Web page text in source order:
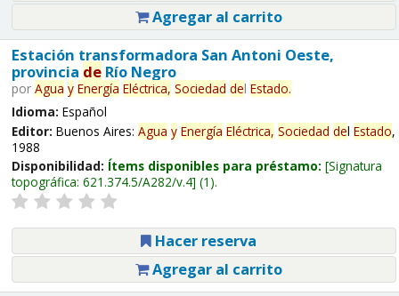
Agregar al carrito
Estación transformadora San Antoni Oeste,
provincia deRío Negro
por Agua y Energía Eléctrica, Sociedad del Estado.
Idioma: Español
Editor: Buenos Aires: Agua y Energía Eléctrica, Sociedad del Estado,
1988
Disponibilidad: Ítems disponibles para préstamo: Signatura
topográfica: 621.374.5/A282/v.4 (1).
Hacer reserva
Agregar al carrito